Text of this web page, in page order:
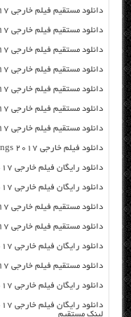
دانلود مستقیم فیلم خارجی Cross Wars 2017 از سرور سایت
دانلود مستقیم فیلم خارجی Fifty Shades Darker 2017 از سرور سایت
دانلود مستقیم فیلم خارجی From Straight As 2017 از سرور سایت
دانلود مستقیم فیلم خارجی Zeroville 2017 از سرور سایت
دانلود مستقیم فیلم خارجی The Mummy 2017 از سرور سایت
دانلود مستقیم فیلم خارجی The Fate of the Furious 2017 از سرور سایت
دانلود مستقیم فیلم خارجی Running Wild 2017 از سرور سایت
دانلود فیلم خارجی Rings 2017 از سرور سایت
دانلود رایگان فیلم خارجی Dunkirk 2017 با لینک مستقیم
دانلود رایگان فیلم خارجی Eloise 2017 با لینک مستقیم
دانلود مستقیم فیلم خارجی Essex Heist 2017 از سرور سایت
دانلود مستقیم فیلم خارجی Get the Girl 2017 از سرور سایت
دانلود رایگان فیلم خارجی iBoy 2017 با لینک مستقیم
دانلود مستقیم فیلم خارجی Justice League Dark 2017 از سرور سایت
دانلود رایگان فیلم خارجی Split 2017 با لینک مستقیم
لینک مستقیم